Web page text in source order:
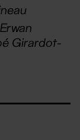
Girardot-